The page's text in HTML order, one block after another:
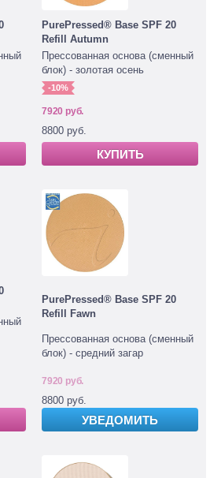
PurePressed® Base SPF 20
Refill Autumn
Прессованная основа (сменный
блок) - золотая осень
-10%
7920 руб.
8800 руб.
КУПИТЬ
PurePressed® Base SPF 20
Refill Fawn
Прессованная основа (сменный
блок) - средний загар
7920 руб.
8800 руб.
УВЕДОМИТЬ